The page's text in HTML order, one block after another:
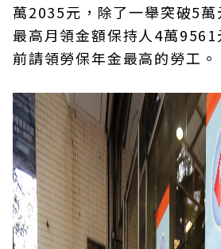
萬2035元，除了一舉突破5
最高月領金額保持人4萬9561
前請領勞保年金最高的勞工。